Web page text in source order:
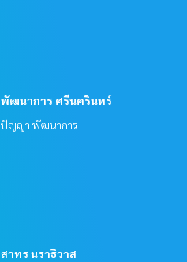
พัฒนาการ ศรีนครินทร์
ปัญญา พัฒนาการ
สาทร นราธิวาส